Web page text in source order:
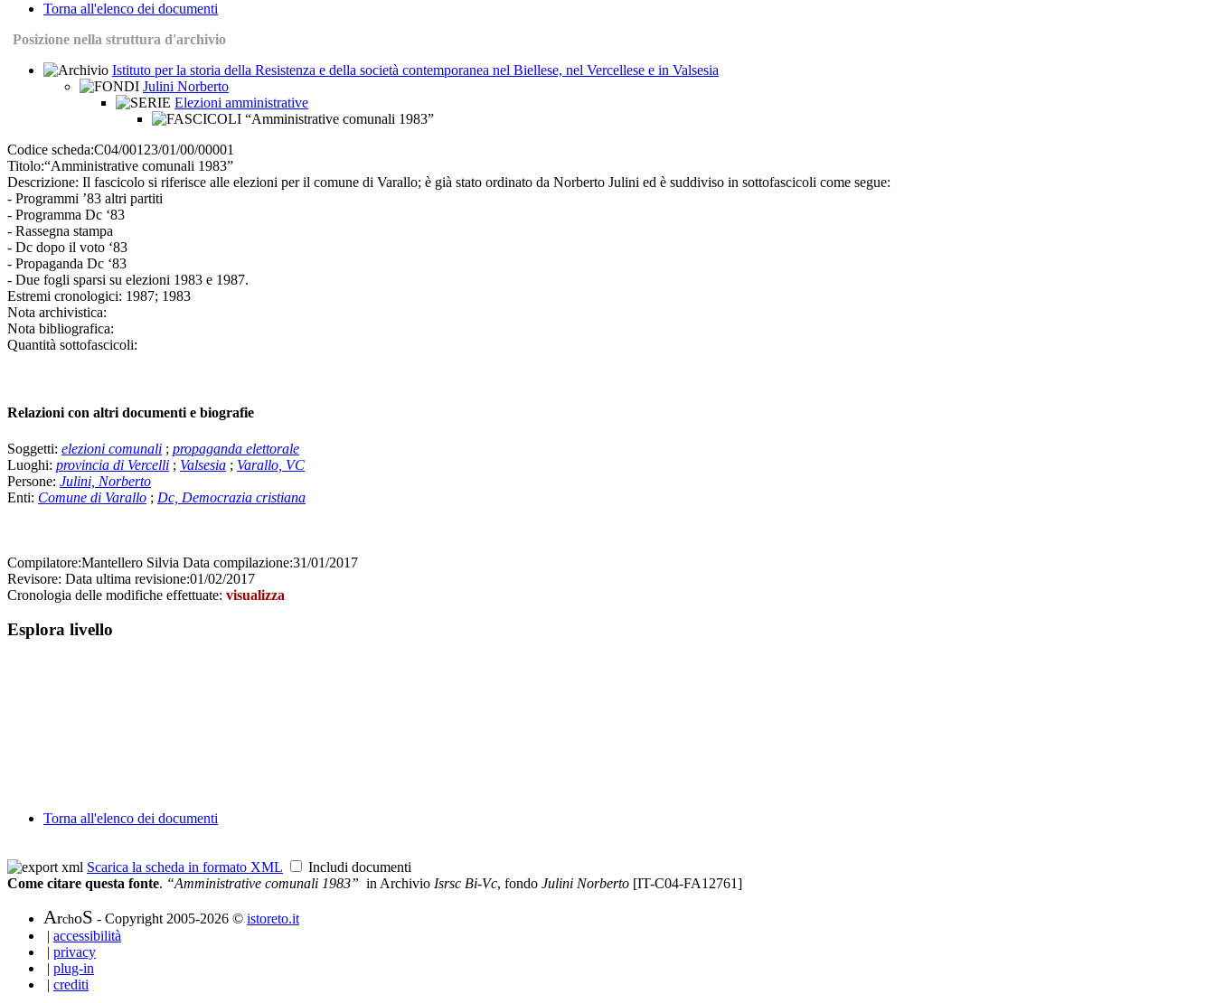
Torna all'elenco dei documenti
Posizione nella struttura d'archivio
Istituto per la storia della Resistenza e della società contemporanea nel Biellese, nel Vercellese e in Valsesia
Julini Norberto
Elezioni amministrative
“Amministrative comunali 1983”
Codice scheda:C04/00123/01/00/00001
Titolo:“Amministrative comunali 1983”
Descrizione: Il fascicolo si riferisce alle elezioni per il comune di Varallo; è già stato ordinato da Norberto Julini ed è suddiviso in sottofascicoli come segue:
- Programmi ’83 altri partiti
- Programma Dc ‘83
- Rassegna stampa
- Dc dopo il voto ‘83
- Propaganda Dc ‘83
- Due fogli sparsi su elezioni 1983 e 1987.
Estremi cronologici: 1987; 1983
Nota archivistica:
Nota bibliografica:
Quantità sottofascicoli:
Relazioni con altri documenti e biografie
Soggetti: elezioni comunali ; propaganda elettorale
Luoghi: provincia di Vercelli ; Valsesia ; Varallo, VC
Persone: Julini, Norberto
Enti: Comune di Varallo ; Dc, Democrazia cristiana
Compilatore:Mantellero Silvia Data compilazione:31/01/2017
Revisore: Data ultima revisione:01/02/2017
Cronologia delle modifiche effettuate: visualizza
Esplora livello
Torna all'elenco dei documenti
Scarica la scheda in formato XML
Includi documenti
Come citare questa fonte. “Amministrative comunali 1983” in Archivio Isrsc Bi-Vc, fondo Julini Norberto [IT-C04-FA12761]
ArchoS - Copyright 2005-2026 © istoreto.it
| accessibilità
| privacy
| plug-in
| crediti